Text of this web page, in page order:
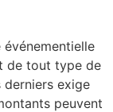
événementielle
de tout type de
derniers exige
peuvent